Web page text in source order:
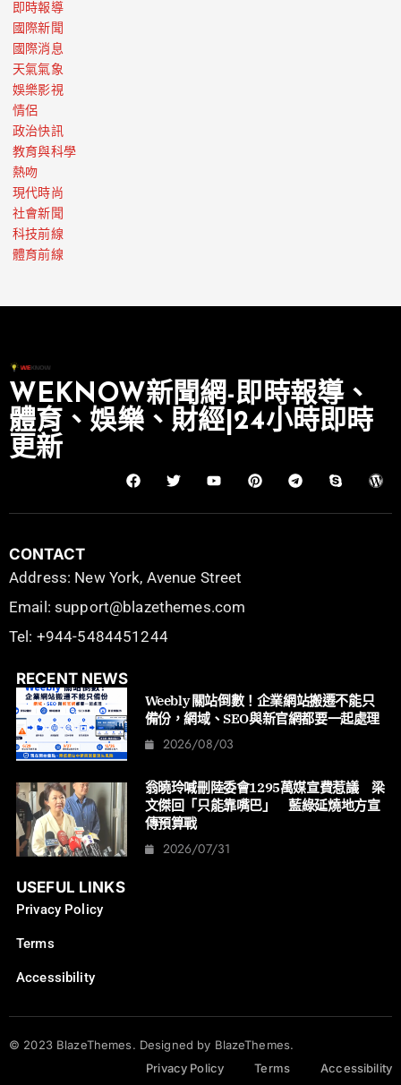
即時報導
國際新聞
國際消息
天氣氣象
娛樂影視
情侶
政治快訊
教育與科學
熱吻
現代時尚
社會新聞
科技前線
體育前線
WEKNOW新聞網-即時報導、
體育、娛樂、財經|24小時即時
更新
CONTACT
Address: New York, Avenue Street
Email: support@blazethemes.com
Tel: +944-5484451244
RECENT NEWS
Weebly 關站倒數！企業網站搬遷不能只
備份，網域、SEO與新官網都要一起處理
2026/08/03
翁曉玲喊刪陸委會1295萬媒宣費惹議 梁
文傑回「只能靠嘴巴」 藍綠延燒地方宣
傳預算戰
2026/07/31
USEFUL LINKS
Privacy Policy
Terms
Accessibility
© 2023 BlazeThemes. Designed by BlazeThemes.
Privacy Policy
Terms Accessibility